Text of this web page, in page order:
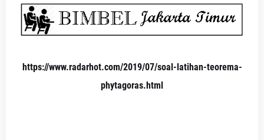
https://www.radarhot.com/2019/07/soal-latihan-teorema-
phytagoras.html